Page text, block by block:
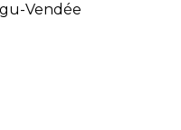
Vendée